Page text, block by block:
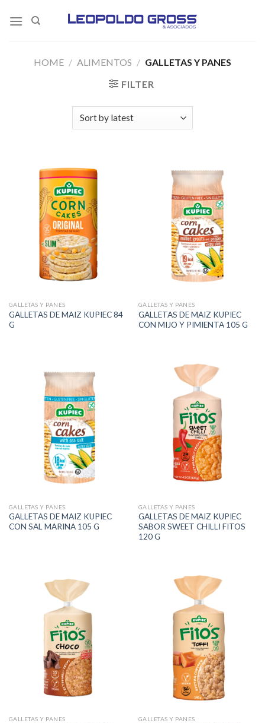
HOME / ALIMENTOS / GALLETAS Y PANES
FILTER
GALLETAS Y PANES
GALLETAS DE MAIZ KUPIEC 84
G
GALLETAS Y PANES
GALLETAS DE MAIZ KUPIEC
CON MIJO Y PIMIENTA 105 G
GALLETAS Y PANES
GALLETAS DE MAIZ KUPIEC
CON SAL MARINA 105 G
GALLETAS Y PANES
GALLETAS DE MAIZ KUPIEC
SABOR SWEET CHILLI FITOS
120 G
GALLETAS Y PANES GALLETAS Y PANES